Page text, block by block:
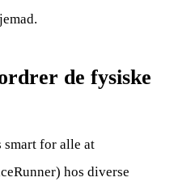
de fysiske
smart for alle at
hos diverse